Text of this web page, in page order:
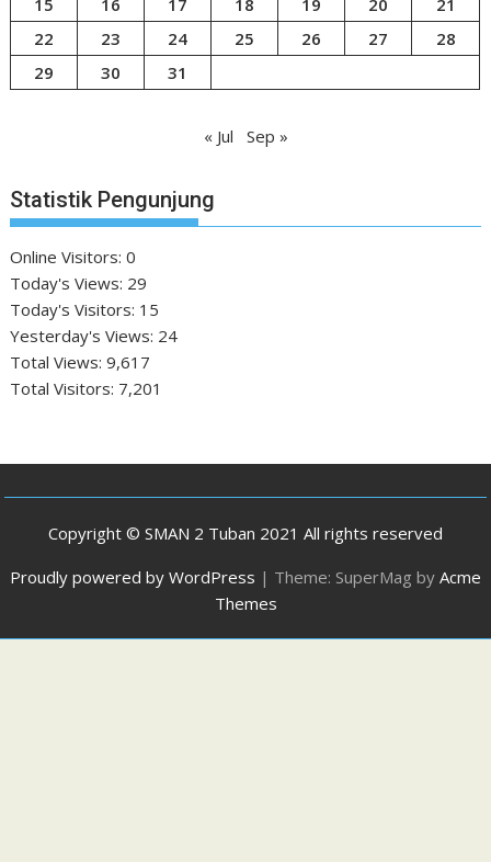
22
23 24 25 26 27
28
29
30 31
« Jul Sep »
Statistik Pengunjung
Online Visitors:0
Today's Views: 29
Today's Visitors: 15
Yesterday's Views: 24
Total Views:9,617
Total Visitors: 7,201
Copyright © SMAN 2 Tuban 2021 All rights reserved
Proudly powered by WordPress | Theme: SuperMag by Acme
Themes